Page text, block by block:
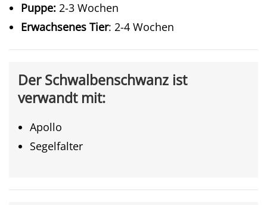
Puppe: 2-3 Wochen
Erwachsenes Tier: 2-4 Wochen
Der Schwalbenschwanz ist
verwandt mit:
Apollo
Segelfalter